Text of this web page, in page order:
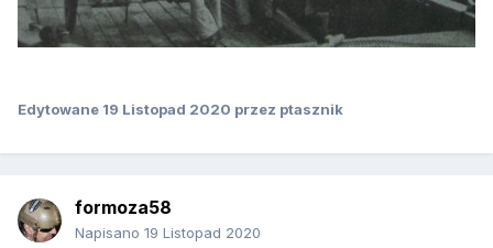
Edytowane 19 Listopad 2020 przez ptasznik
formoza58
Napisano 19 Listopad 2020